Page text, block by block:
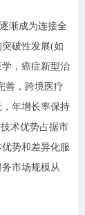
渐成为连接全
破性发展(如
，癌症新型治
善，跨境医疗
年增长率保持
术优势占据市
势和差异化服
市场规模从